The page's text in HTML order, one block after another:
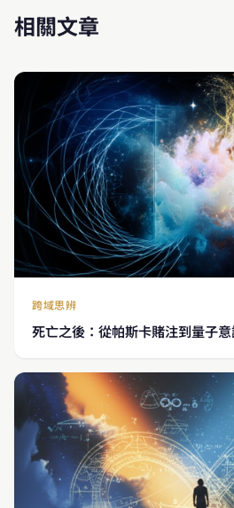
相關文章
跨域思辨
死亡之後：從帕斯卡賭注到量子